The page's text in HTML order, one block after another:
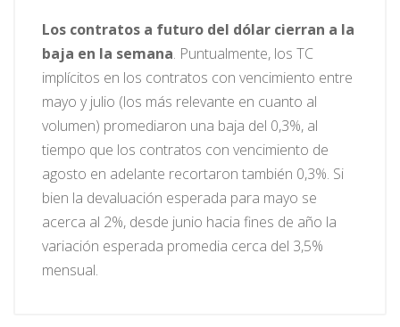
Los contratos a futuro del dólar cierran a la
baja en la semana. Puntualmente, los TC
implícitos en los contratos con vencimiento entre
mayo y julio (los más relevante en cuanto al
volumen) promediaron una baja del 0,3%, al
tiempo que los contratos con vencimiento de
agosto en adelante recortaron también 0,3%. Si
bien la devaluación esperada para mayo se
acerca al 2%, desde junio hacia fines de año la
variación esperada promedia cerca del 3,5%
mensual.